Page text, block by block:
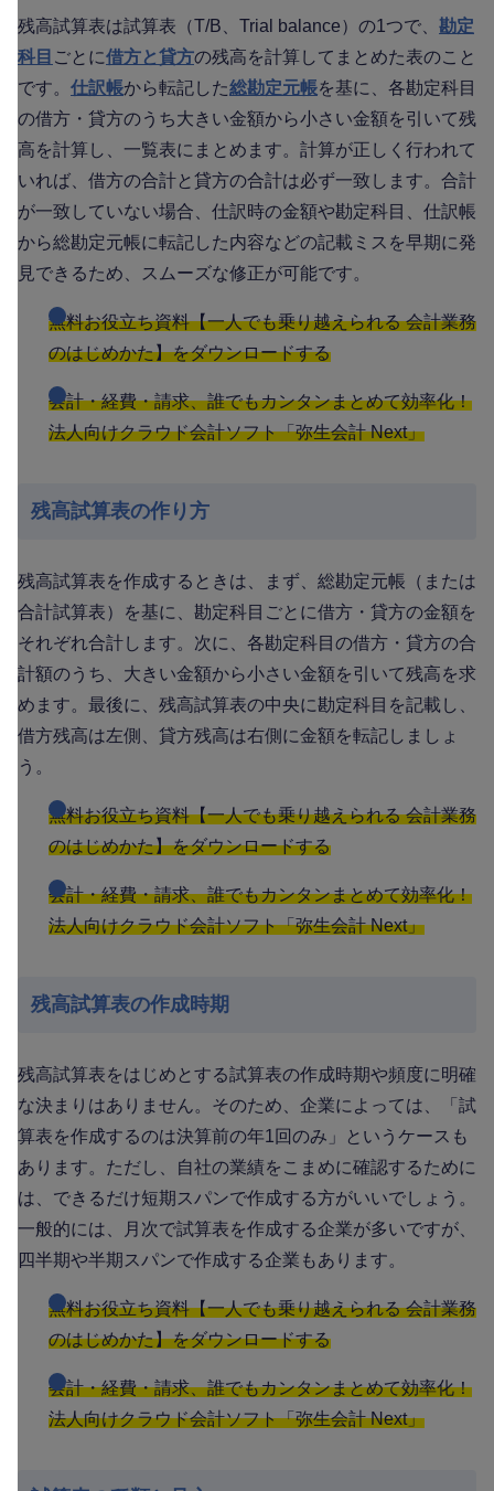
残高試算表は試算表（T/B、Trial balance）の1つで、 勘定
科目 ごとに借方と貸方の残高を計算してまとめた表のこと
です。 仕訳帳から転記した総勘定元帳を基に、各勘定科目
の借方・貸方のうち大きい金額から小さい金額を引いて残
高を計算し、一覧表にまとめます。計算が正しく行われて
いれば、借方の合計と貸方の合計は必ず一致します。合計
が一致していない場合、仕訳時の金額や勘定科目、仕訳帳
から総勘定元帳に転記した内容などの記載ミスを早期に発
見できるため、スムーズな修正が可能です。
無料お役立ち資料【一人でも乗り越えられる 会計業務
のはじめかた】をダウンロードする
会計・経費・請求、誰でもカンタンまとめて効率化！
法人向けクラウド会計ソフト「弥生会計 Next」
残高試算表の作り方
残高試算表を作成するときは、まず、総勘定元帳（または
合計試算表）を基に、勘定科目ごとに借方・貸方の金額を
それぞれ合計します。次に、各勘定科目の借方・貸方の合
計額のうち、大きい金額から小さい金額を引いて残高を求
めます。最後に、残高試算表の中央に勘定科目を記載し、
借方残高は左側、貸方残高は右側に金額を転記しましょ
う。
無料お役立ち資料【一人でも乗り越えられる 会計業務
のはじめかた】をダウンロードする
会計・経費・請求、誰でもカンタンまとめて効率化！
法人向けクラウド会計ソフト「弥生会計 Next」
残高試算表の作成時期
残高試算表をはじめとする試算表の作成時期や頻度に明確
な決まりはありません。そのため、企業によっては、「試
算表を作成するのは決算前の年1回のみ」というケースも
あります。ただし、自社の業績をこまめに確認するために
は、できるだけ短期スパンで作成する方がいいでしょう。
一般的には、月次で試算表を作成する企業が多いですが、
四半期や半期スパンで作成する企業もあります。
無料お役立ち資料【一人でも乗り越えられる 会計業務
のはじめかた】をダウンロードする
会計・経費・請求、誰でもカンタンまとめて効率化！
法人向けクラウド会計ソフト「弥生会計 Next」